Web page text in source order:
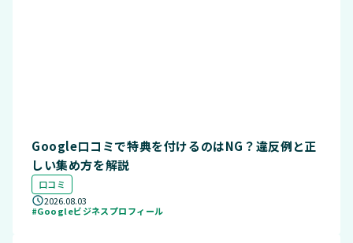
Google口コミで特典を付けるのはNG？違反例と正
しい集め方を解説
口コミ
2026.08.03
#Googleビジネスプロフィール